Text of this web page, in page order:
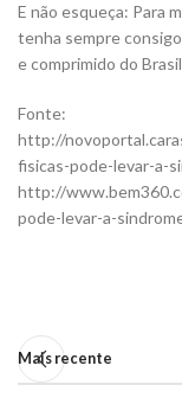
E não esqueça: Para
tenha sempre consigo
e comprimido do
Fonte:
http://
fisicas-pode-levar-a-
http://
pode-levar-a-
Mais recente